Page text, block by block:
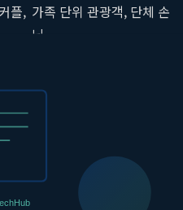
플, 가족 단위 관광객, 단체 손
님
,
체
코스 설계하기